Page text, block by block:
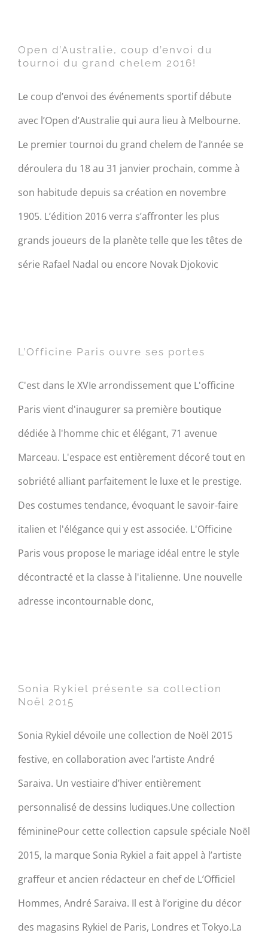
chelem 2016!
Open d’Australie, coup d’envoi du
tournoi du grand chelem 2016!
Le coup d’envoi des événements sportif débute
avec l’Open d’Australie qui aura lieu à Melbourne.
Le premier tournoi du grand chelem de l’année se
déroulera du 18 au 31 janvier prochain, comme à
son habitude depuis sa création en novembre
1905. L’édition 2016 verra s’affronter les plus
grands joueurs de la planète telle que les têtes de
série Rafael Nadal ou encore Novak Djokovic
L’Officine Paris ouvre ses portes
C'est dans le XVIe arrondissement que L'officine
Paris vient d'inaugurer sa première boutique
dédiée à l'homme chic et élégant, 71 avenue
Marceau. L'espace est entièrement décoré tout en
sobriété alliant parfaitement le luxe et le prestige.
Des costumes tendance, évoquant le savoir-faire
italien et l'élégance qui y est associée. L'Officine
Paris vous propose le mariage idéal entre le style
décontracté et la classe à l'italienne. Une nouvelle
adresse incontournable donc,
Sonia Rykiel présente sa collection
Noël 2015
Sonia Rykiel dévoile une collection de Noël 2015
festive, en collaboration avec l’artiste André
Saraiva. Un vestiaire d’hiver entièrement
personnalisé de dessins ludiques.Une collection
fémininePour cette collection capsule spéciale Noël
2015, la marque Sonia Rykiel a fait appel à l’artiste
graffeur et ancien rédacteur en chef de L’Officiel
Hommes, André Saraiva. Il est à l’origine du décor
des magasins Rykiel de Paris, Londres et Tokyo.La